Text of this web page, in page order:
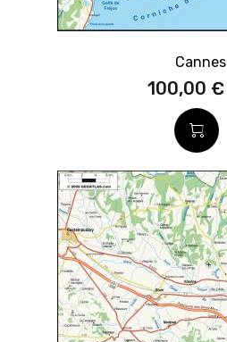
Cannes
100,00 €